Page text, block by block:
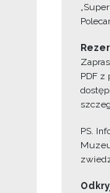
PDF z
PS.